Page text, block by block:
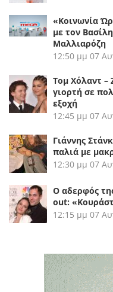
«Κοινωνία
με τον
Μαλλιαρόζη
12:50 μμ 07
Τομ Χόλαντ –
γιορτή σε
εξοχή
12:45 μμ 07
Γιάννης
παλιά με
12:30 μμ 07
Ο αδερφός
out:
12:15 μμ 07